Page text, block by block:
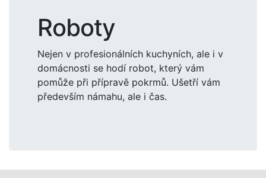
Roboty
Nejen v profesionálních kuchyních, ale i v
domácnosti se hodí robot, který vám
pomůže při přípravě pokrmů. Ušetří vám
především námahu, ale i čas.